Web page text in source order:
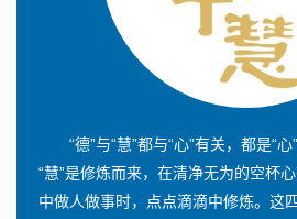
“德”与“慧”都与“心”有关，都是“
“慧”是修炼而来，在清净无为的空杯
中做人做事时，点点滴滴中修炼。这